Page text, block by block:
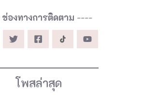
ช่องทางการติดตาม ----
โพสล่าสุด